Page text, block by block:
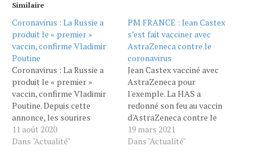
Similaire
Coronavirus : La Russie a
produit le « premier »
vaccin, confirme Vladimir
Poutine
Coronavirus : La Russie a
produit le « premier »
vaccin, confirme Vladimir
Poutine. Depuis cette
annonce, les sourires
s'illuminent, le monde se
réveil sur une joie véritable
11 août 2020
Dans "Actualité"
PM FRANCE : Jean Castex
s’est fait vacciner avec
AstraZeneca contre le
coronavirus
Jean Castex vacciné avec
AstraZeneca pour
l'exemple. La HAS a
redonné son feu au vaccin
d'AstraZeneca contre le
Covid-19, uniquement pour
les plus de 55 ans. Une
19 mars 2021
Dans "Actualité"